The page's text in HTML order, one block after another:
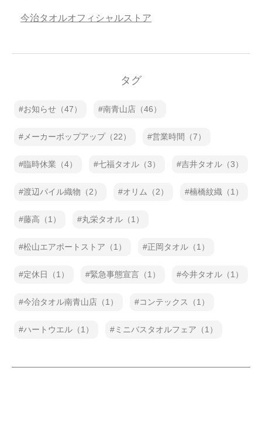
今治タオルオフィシャルストア
タグ
お知らせ（47） 南青山店（46）
メーカーポップアップ（22） 営業時間（7）
臨時休業（4） 七福タオル（3） 吉井タオル（3）
渡辺パイル織物（2） オリム（2） 楠橋紋織（1）
藤高（1） 丸栄タオル（1）
松山エアポートストア（1） 正岡タオル（1）
定休日（1） 緊急事態宣言（1） 今井タオル（1）
今治タオル南青山店（1） コンテックス（1）
ハートウエル（1） ミニバスタオルフェア（1）